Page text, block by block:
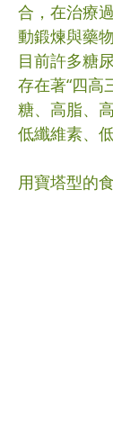
合，在治療
動鍛煉與藥
目前許多糖
存在著“四高
糖、高脂、
低纖維素、
用寶塔型的